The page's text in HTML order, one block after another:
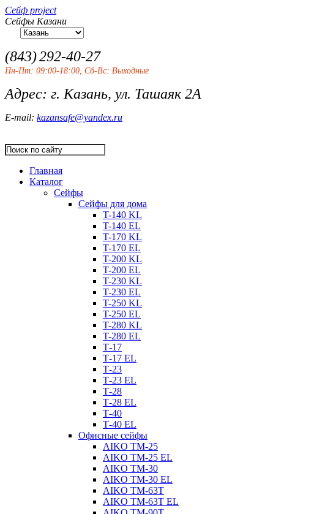
Сейф project
Сейфы Казани
(843)292-40-27
Пн-Пт: 09:00-18:00, Сб-Вс: Выходные
Адрес: г. Казань, ул. Ташаяк 2А
E-mail: kazansafe@yandex.ru
Главная
Каталог
Сейфы
Сейфы для дома
T-140 KL
T-140 ЕL
T-170 KL
T-170 ЕL
T-200 KL
T-200 ЕL
T-230 KL
T-230 ЕL
T-250 KL
T-250 ЕL
T-280 KL
T-280 ЕL
Т-17
Т-17 EL
Т-23
Т-23 EL
Т-28
Т-28 EL
Т-40
Т-40 EL
Офисные сейфы
AIKO TM-25
AIKO TM-25 EL
AIKO TM-30
AIKO TM-30 EL
AIKO TM-63Т
AIKO TM-63Т EL